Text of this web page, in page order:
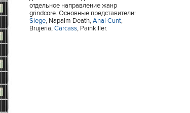
отдельное направление жанр
grindcore. Основные представители:
Siege, Napalm Death,Anal Cunt,
Brujeria,Carcass, Painkiller.